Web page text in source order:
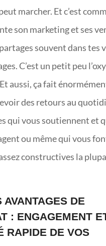
marcher. Et c’est
son marketing et ses
souvent dans tes
C’est un petit peu
aussi, ça fait
des retours au
qui vous soutiennent et
ou même qui vous
constructives la
AVANTAGES DE
: ENGAGEMENT
RAPIDE DE VOS